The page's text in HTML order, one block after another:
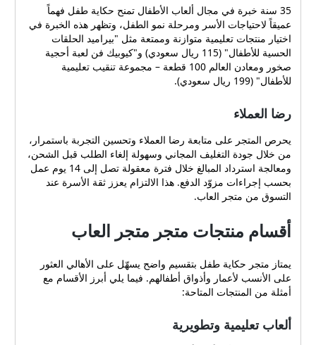
35 سنة خبرة في مجال ألعاب الأطفال تمنح حكاية طفل فهماً
عميقاً لاحتياجات الأسر ومرحلة نمو الطفل، وتظهر هذه الخبرة في
اختيار منتجات تعليمية متوازنة وممتعة مثل "بيراميد الحلقات
الحسية للأطفال" (115 ريال سعودي) و"كيوبيك فن لعبة أحجية
صخور ومعادن العالم 100 قطعة – مجموعة تنقيب تعليمية
للأطفال" (199 ريال سعودي).
رضا العملاء
يحرص المتجر على متابعة رضا العملاء وتحسين التجربة باستمرار،
من خلال جودة التغليف المجاني وسهولة إلغاء الطلب قبل الشحن،
ومعالجة استرداد المبالغ خلال فترة معقولة تصل إلى 14 يوم عمل
بحسب إجراءات مزوّد الدفع. هذا الالتزام يعزز ثقة الأسرة عند
التسوق من متجر العاب.
أقسام منتجات متجر متجر العاب
يمتاز متجر حكاية طفل بتقسيم واضح يسهّل على الأهالي العثور
على الأنسب لأعمار وأذواق أطفالهم. فيما يلي أبرز الأقسام مع
أمثلة من المنتجات المتاحة:
ألعاب تعليمية وتطويرية